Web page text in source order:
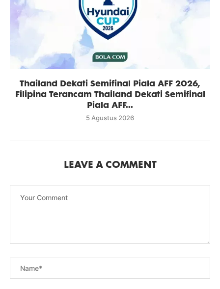
Thailand Dekati Semifinal Piala AFF 2026,
Filipina Terancam Thailand Dekati Semifinal
Piala AFF...
5 Agustus 2026
LEAVE A COMMENT